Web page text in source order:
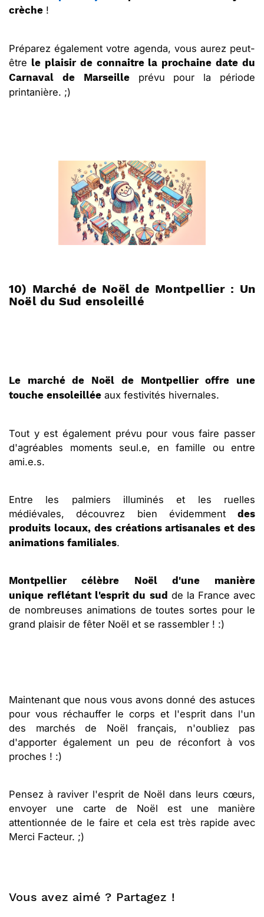
crèche !
Préparez également votre agenda, vous aurez peut-
être le plaisir de connaitre la prochaine date du
Carnaval de Marseilleprévu pour la période
printanière. ;)
10) Marché de Noël de Montpellier : Un
Noël du Sud ensoleillé
Le marché de Noël de Montpellier offre une
touche ensoleillée aux festivités hivernales.
Tout y est également prévu pour vous faire passer
d'agréables moments seul.e, en famille ou entre
ami.e.s.
Entre les palmiers illuminés et les ruelles
médiévales, découvrez bien évidemment des
produits locaux, des créations artisanales et des
animations familiales.
Montpellier célèbre Noël d'une manière
unique reflétant l'esprit du sud de la France avec
de nombreuses animations de toutes sortes pour le
grand plaisir de fêter Noël et se rassembler ! :)
Maintenant que nous vous avons donné des astuces
pour vous réchauffer le corps et l'esprit dans l'un
des marchés de Noël français, n'oubliez pas
d'apporter également un peu de réconfort à vos
proches ! :)
Pensez à raviver l'esprit de Noël dans leurs cœurs,
envoyer une carte de Noël est une manière
attentionnée de le faire et cela est très rapide avec
Merci Facteur. ;)
Vous avez aimé ? Partagez !